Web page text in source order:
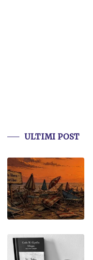
ULTIMI POST